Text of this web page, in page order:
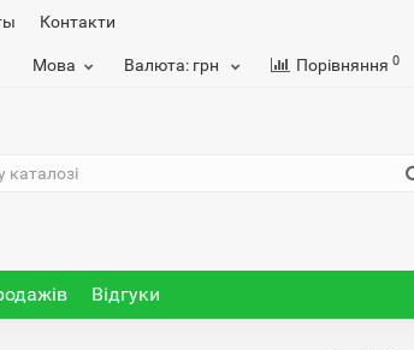
Контакти
Мова Валюта: грн Порівняння 0
Відгуки